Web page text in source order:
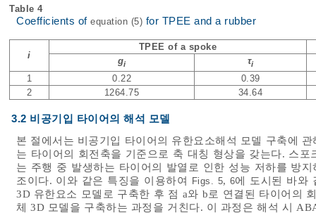
Table 4
Coefficients of equation (5) for TPEE and a rubber
i
TPEE of a spoke
gi τi
1 0.22
0.39
2
1264.75 34.64
3.2 비공기입 타이어의 해석 모델
본 절에서는 비공기입 타이어의 유한요소해석 모델 구축에
는 타이어의 회전축을 기준으로 축 대칭 형상을 갖는다. 스
는 주행 중 발생하는 타이어의 발열로 인한 성능 저하를 방
조이다. 이와 같은 특징을 이용하여
Figs. 5, 6에 도시된 바와
3D 유한요소 모델로 구축한 후 점 a와 b로 연결된 타이어의
체 3D 모델을 구축하는 과정을 거친다. 이 과정은 해석 시